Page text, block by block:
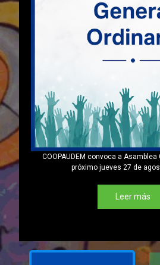
COOPAUDEM convoca a Asamblea
próximo jueves 27 de
Leer más